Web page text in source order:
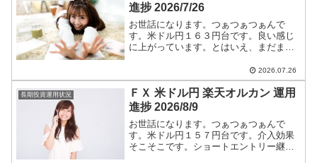
進捗 2026/7/26
お世話になります。つぁつぁつぁんで
す。米ドル円１６３円台です。良い感じ
に上がっています。とはいえ、まだまだ
す。米ドル円ショートエントリー手法と
今後のつぁつぁつぁん戦略は【米ドル
円】に全て書いています。
2026.07.26
長期投資運用状況
ＦＸ 米ドル円 楽天オルカン 運用
進捗 2026/8/9
お世話になります。つぁつぁつぁんで
す。米ドル円１５７円台です。介入効果
そこそこです。ショートエントリー継続